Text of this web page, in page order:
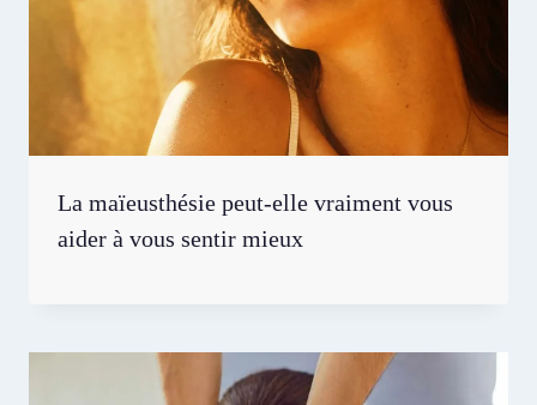
La maïeusthésie peut-elle vraiment vous
aider à vous sentir mieux